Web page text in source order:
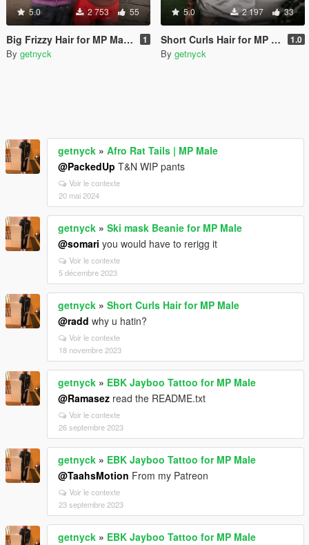
5.0 2 753 55
Big Frizzy Hair for MP Male & Female 1
By getnyck
5.0 2 197 33
Short Curls Hair for MP Male 1.0
By getnyck
getnyck » Afro Rat Tails | MP Male
@PackedUp T&N WIP pants
Voir le contexte
20 mai 2024
getnyck » Ski mask Beanie for MP Male
@somari you would have to rerigg it
Voir le contexte
5 décembre 2023
getnyck » Short Curls Hair for MP Male
@radd why u hatin?
Voir le contexte
18 novembre 2023
getnyck » EBK Jayboo Tattoo for MP Male
@Ramasez read the README.txt
Voir le contexte
26 septembre 2023
getnyck » EBK Jayboo Tattoo for MP Male
@TaahsMotion From my Patreon
Voir le contexte
23 septembre 2023
getnyck » EBK Jayboo Tattoo for MP Male